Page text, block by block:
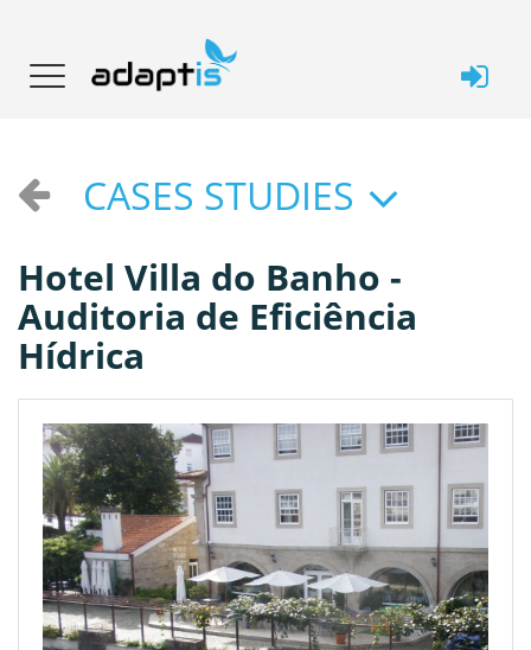
CASES STUDIES
Hotel Villa do Banho -
Auditoria de Eficiência
Hídrica